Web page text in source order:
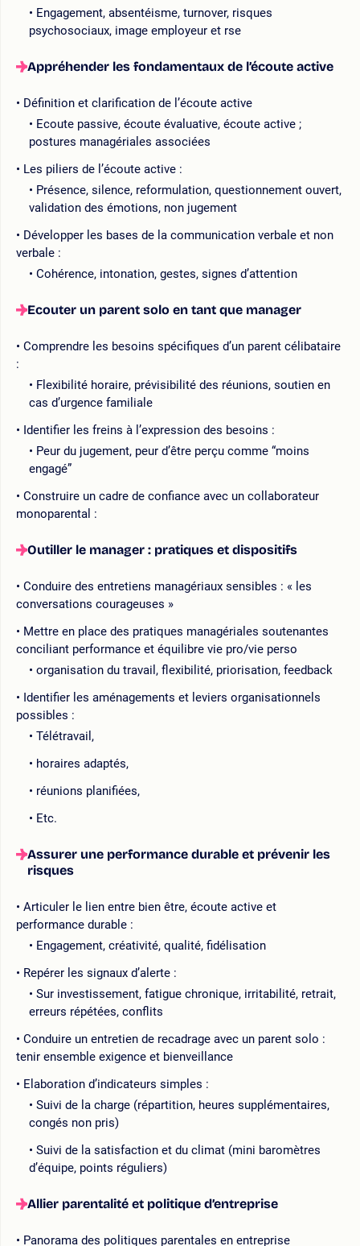
Engagement, absentéisme, turnover, risques
psychosociaux, image employeur et rse
Appréhender les fondamentaux de l’écoute active
Définition et clarification de l’écoute active
Ecoute passive, écoute évaluative, écoute active ;
postures managériales associées
Les piliers de l’écoute active :
Présence, silence, reformulation, questionnement ouvert,
validation des émotions, non jugement
Développer les bases de la communication verbale et non
verbale :
Cohérence, intonation, gestes, signes d’attention
Ecouter un parent solo en tant que manager
Comprendre les besoins spécifiques d’un parent célibataire
:
Flexibilité horaire, prévisibilité des réunions, soutien en
cas d’urgence familiale
Identifier les freins à l’expression des besoins :
Peur du jugement, peur d’être perçu comme “moins
engagé”
Construire un cadre de confiance avec un collaborateur
monoparental :
Outiller le manager : pratiques et dispositifs
Conduire des entretiens managériaux sensibles : « les
conversations courageuses »
Mettre en place des pratiques managériales soutenantes
conciliant performance et équilibre vie pro/vie perso
organisation du travail, flexibilité, priorisation, feedback
Identifier les aménagements et leviers organisationnels
possibles :
Télétravail,
horaires adaptés,
réunions planifiées,
Etc.
Assurer une performance durable et prévenir les
risques
Articuler le lien entre bien être, écoute active et
performance durable :
Engagement, créativité, qualité, fidélisation
Repérer les signaux d’alerte :
Sur investissement, fatigue chronique, irritabilité, retrait,
erreurs répétées, conflits
Conduire un entretien de recadrage avec un parent solo :
tenir ensemble exigence et bienveillance
Elaboration d’indicateurs simples :
Suivi de la charge (répartition, heures supplémentaires,
congés non pris)
Suivi de la satisfaction et du climat (mini baromètres
d’équipe, points réguliers)
Allier parentalité et politique d’entreprise
Panorama des politiques parentales en entreprise